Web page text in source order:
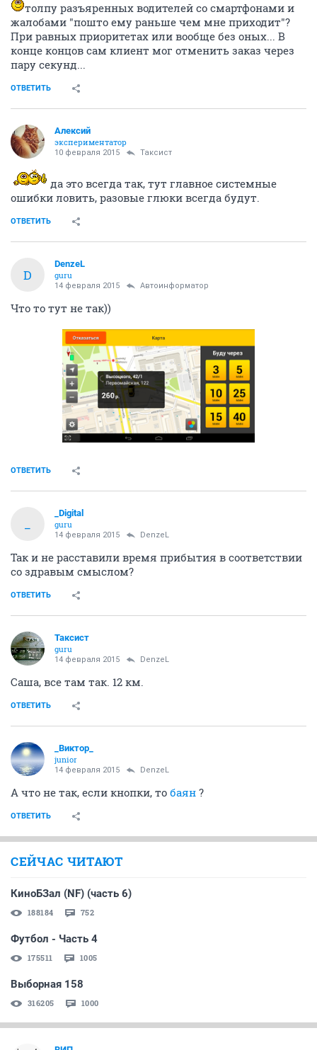
толпу разъяренных водителей со смартфонами и
жалобами "пошто ему раньше чем мне приходит"?
При равных приоритетах или вообще без оных... В
конце концов сам клиент мог отменить заказ через
пару секунд...
ОТВЕТИТЬ
Алексий
экспериментатор
10 февраля 2015 Таксист
да это всегда так, тут главное системные
ошибки ловить, разовые глюки всегда будут.
ОТВЕТИТЬ
D
DenzeL
guru
14 февраля 2015 Автоинформатор
Что то тут не так))
ОТВЕТИТЬ
_Digital
guru
14 февраля 2015 DenzeL
Так и не расставили время прибытия в соответствии
со здравым смыслом?
ОТВЕТИТЬ
Таксист
guru
14 февраля 2015 DenzeL
Саша, все там так. 12 км.
ОТВЕТИТЬ
_Виктор_
juniоr
14 февраля 2015 DenzeL
А что не так, если кнопки, то баян ?
ОТВЕТИТЬ
СЕЙЧАС ЧИТАЮТ
КиноБЗал (NF) (часть 6)
188184 752
Футбол - Часть 4
175511 1005
Выборная 158
316205 1000